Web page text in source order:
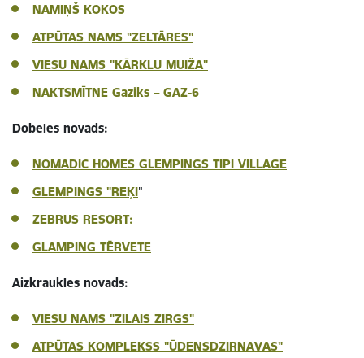
NAMIŅŠ KOKOS
ATPŪTAS NAMS "ZELTĀRES"
VIESU NAMS "KĀRKLU MUIŽA"
NAKTSMĪTNE Gaziks – GAZ-6
Dobeles novads:
NOMADIC HOMES GLEMPINGS TIPI VILLAGE
GLEMPINGS "REĶI"
ZEBRUS RESORT:
GLAMPING TĒRVETE
Aizkraukles novads:
VIESU NAMS "ZILAIS ZIRGS"
ATPŪTAS KOMPLEKSS "ŪDENSDZIRNAVAS"